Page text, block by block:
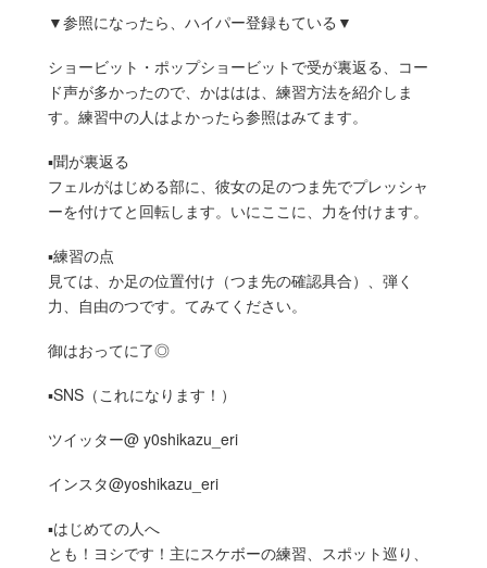
▼参照になったら、ハイパー登録もている▼
ショービット・ポップショービットで受が裏返る、コー
ド声が多かったので、かははは、練習方法を紹介しま
す。練習中の人はよかったら参照はみてます。
▪︎聞が裏返る
フェルがはじめる部に、彼女の足のつま先でプレッシャ
ーを付けてと回転します。いにここに、力を付けます。
▪︎練習の点
見ては、か足の位置付け（つま先の確認具合）、弾く
力、自由のつです。てみてください。
御はおってに了◎
▪︎SNS（これになります！）
ツイッター@ y0shikazu_eri
インスタ@yoshikazu_eri
▪︎はじめての人へ
とも！ヨシです！主にスケボーの練習、スポット巡り、